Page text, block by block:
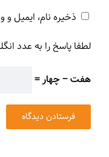
ذخیره نام، ایمیل
لطفا پاسخ را به عدد
هفت − چهار =